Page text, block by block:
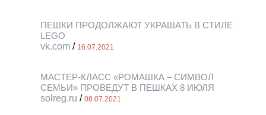
ПЕШКИ ПРОДОЛЖАЮТ УКРАШАТЬ В СТИЛЕ
LEGO
vk.com / 16.07.2021
МАСТЕР-КЛАСС «РОМАШКА – СИМВОЛ
СЕМЬИ» ПРОВЕДУТ В ПЕШКАХ 8 ИЮЛЯ
solreg.ru / 08.07.2021